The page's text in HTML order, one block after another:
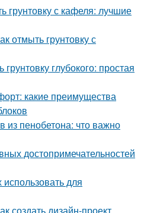
грунтовку с кафеля: лучшие
отмыть грунтовку с
глубокого: простая
какие преимущества
пенобетона: что важно
достопримечательностей
для
создать дизайн-проект